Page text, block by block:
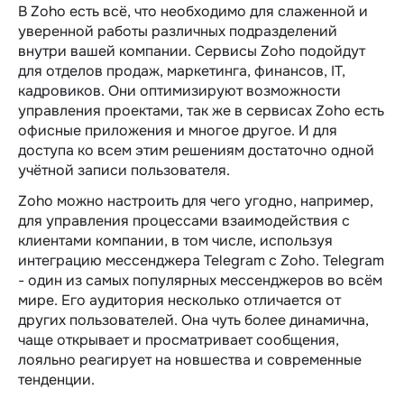
В Zoho есть всё, что необходимо для слаженной и
уверенной работы различных подразделений
внутри вашей компании. Сервисы Zoho подойдут
для отделов продаж, маркетинга, финансов, IT,
кадровиков. Они оптимизируют возможности
управления проектами, так же в сервисах Zoho есть
офисные приложения и многое другое. И для
доступа ко всем этим решениям достаточно одной
учётной записи пользователя.
Zoho можно настроить для чего угодно, например,
для управления процессами взаимодействия с
клиентами компании, в том числе, используя
интеграцию мессенджера Telegram c Zoho. Telegram
- один из самых популярных мессенджеров во всём
мире. Его аудитория несколько отличается от
других пользователей. Она чуть более динамична,
чаще открывает и просматривает сообщения,
лояльно реагирует на новшества и современные
тенденции.